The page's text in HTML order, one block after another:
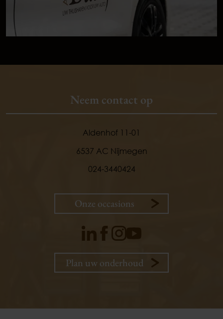
Neem contact op
Aldenhof 11-01
6537 AC Nijmegen
024-3440424
Onze occasions
Plan uw onderhoud
9,1
klantenvertellen